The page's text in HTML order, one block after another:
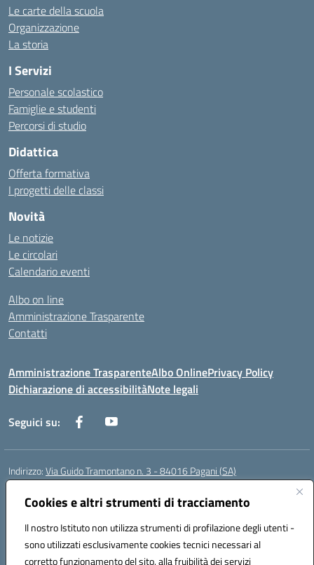
Cookies e altri strumenti di tracciamento
Il nostro Istituto non utilizza strumenti di profilazione degli utenti -
sono utilizzati esclusivamente cookies tecnici necessari al
corretto funzionamento del sito, alla fruibilità dei servizi
Le carte della scuola
Organizzazione
La storia
I Servizi
Personale scolastico
Famiglie e studenti
Percorsi di studio
Didattica
Offerta formativa
I progetti delle classi
Novità
Le notizie
Le circolari
Calendario eventi
Albo on line
Amministrazione Trasparente
Contatti
Amministrazione TrasparenteAlbo OnlinePrivacy Policy
Dichiarazione di accessibilitàNote legali
Seguici su:
Indirizzo:Via Guido Tramontano n. 3 - 84016 Pagani (SA)
Centralino:
Posta elettronica certificata (PEC):saps08000t@pec.istruzione.it
Codice fiscale: 80022400651
Codice meccanografico:SAPS08000T
Codice Indice delle Pubbliche Amministrazioni (IPA): istsc_saps08000t